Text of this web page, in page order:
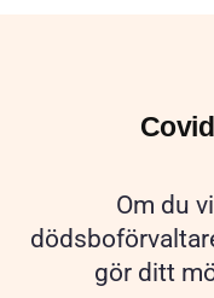
Om du
gör ditt